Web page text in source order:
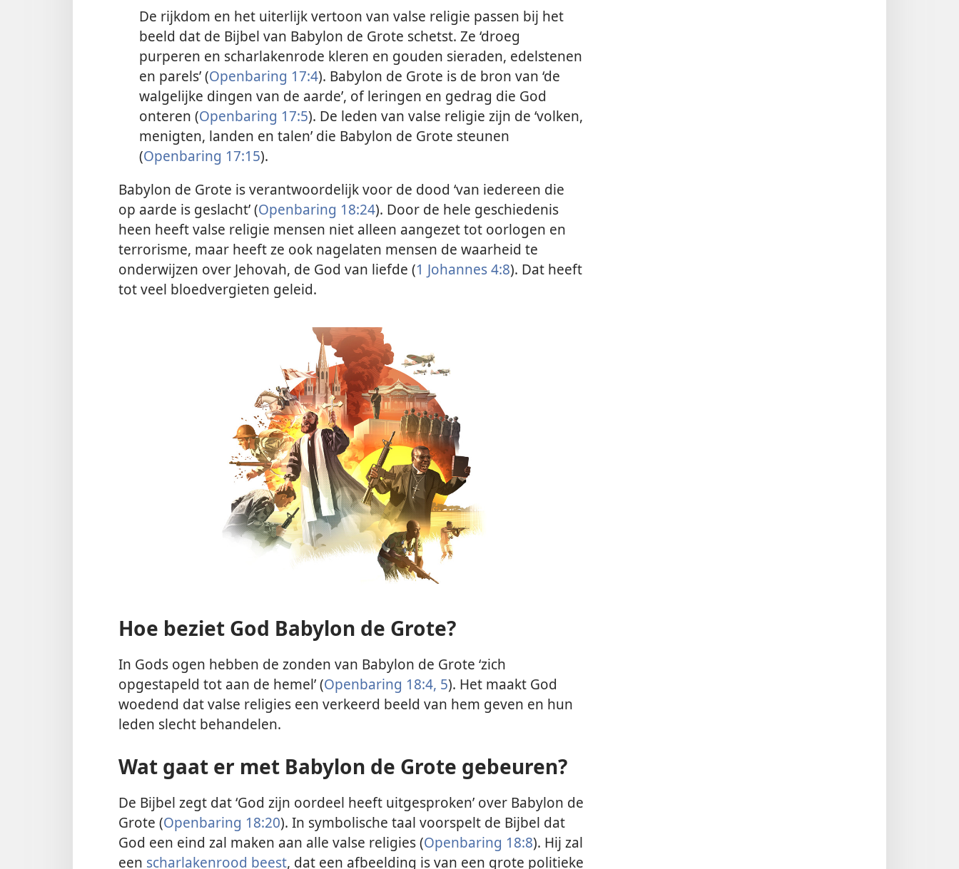
De rijkdom en het uiterlijk vertoon van valse religie passen bij het
beeld dat de Bijbel van Babylon de Grote schetst. Ze ‘droeg
purperen en scharlakenrode kleren en gouden sieraden, edelstenen
en parels’ (Openbaring 17:4). Babylon de Grote is de bron van ‘de
walgelijke dingen van de aarde’, of leringen en gedrag die God
onteren (Openbaring 17:5). De leden van valse religie zijn de ‘volken,
menigten, landen en talen’ die Babylon de Grote steunen
(Openbaring 17:15).
Babylon de Grote is verantwoordelijk voor de dood ‘van iedereen die
op aarde is geslacht’ (Openbaring 18:24). Door de hele geschiedenis
heen heeft valse religie mensen niet alleen aangezet tot oorlogen en
terrorisme, maar heeft ze ook nagelaten mensen de waarheid te
onderwijzen over Jehovah, de God van liefde (1 Johannes 4:8). Dat heeft
tot veel bloedvergieten geleid.
Hoe beziet God Babylon de Grote?
In Gods ogen hebben de zonden van Babylon de Grote ‘zich
opgestapeld tot aan de hemel’ (Openbaring 18:4, 5). Het maakt God
woedend dat valse religies een verkeerd beeld van hem geven en hun
leden slecht behandelen.
Wat gaat er met Babylon de Grote gebeuren?
De Bijbel zegt dat ‘God zijn oordeel heeft uitgesproken’ over Babylon de
Grote (Openbaring 18:20). In symbolische taal voorspelt de Bijbel dat
God een eind zal maken aan alle valse religies (Openbaring 18:8). Hij zal
een scharlakenrood beest, dat een afbeelding is van een grote politieke